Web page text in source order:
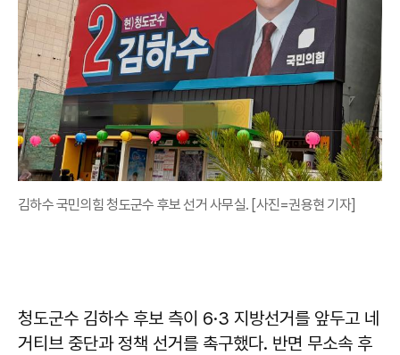
김하수 국민의힘 청도군수 후보 선거 사무실. [사진=권용현 기자]
청도군수 김하수 후보 측이 6·3 지방선거를 앞두고 네
거티브 중단과 정책 선거를 촉구했다. 반면 무소속 후